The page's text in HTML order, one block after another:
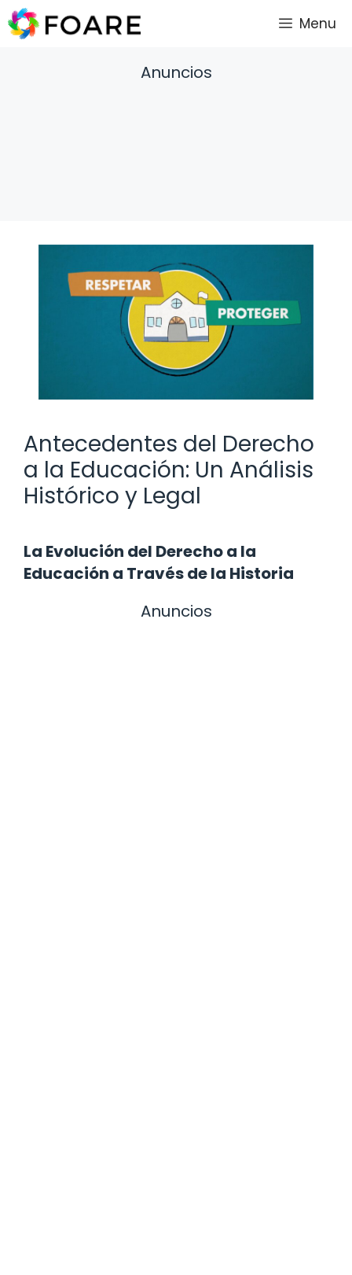
Saltar
al
Menu
Anuncios
Antecedentes del Derecho
a la Educación: Un Análisis
Histórico y Legal
La Evolución del Derecho a la
Educación a Través de la Historia
Anuncios